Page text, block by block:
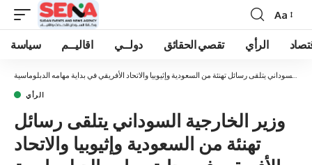
Font
Resizer
Aa
سياسة اقاليــم دولــي تقصي الحقائق الرأي
وزير الخارجية السوداني يتلقى رسائل تهنئة من السعودية وإثيوبيا والاتحاد الأفريقي في بداية مهامه الدبلوماسية
الرأي
وزير الخارجية السوداني يتلقى رسائل
تهنئة من السعودية وإثيوبيا والاتحاد